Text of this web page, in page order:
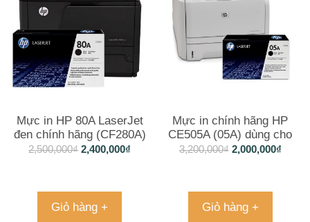
Mực in HP 80A LaserJet
đen chính hãng (CF280A)
2,500,000₫ 2,400,000₫
Giỏ hàng +
Mực in chính hãng HP
CE505A (05A) dùng cho
Laserjetp 2035 và 2055
3,200,000₫ 2,000,000₫
Giỏ hàng +